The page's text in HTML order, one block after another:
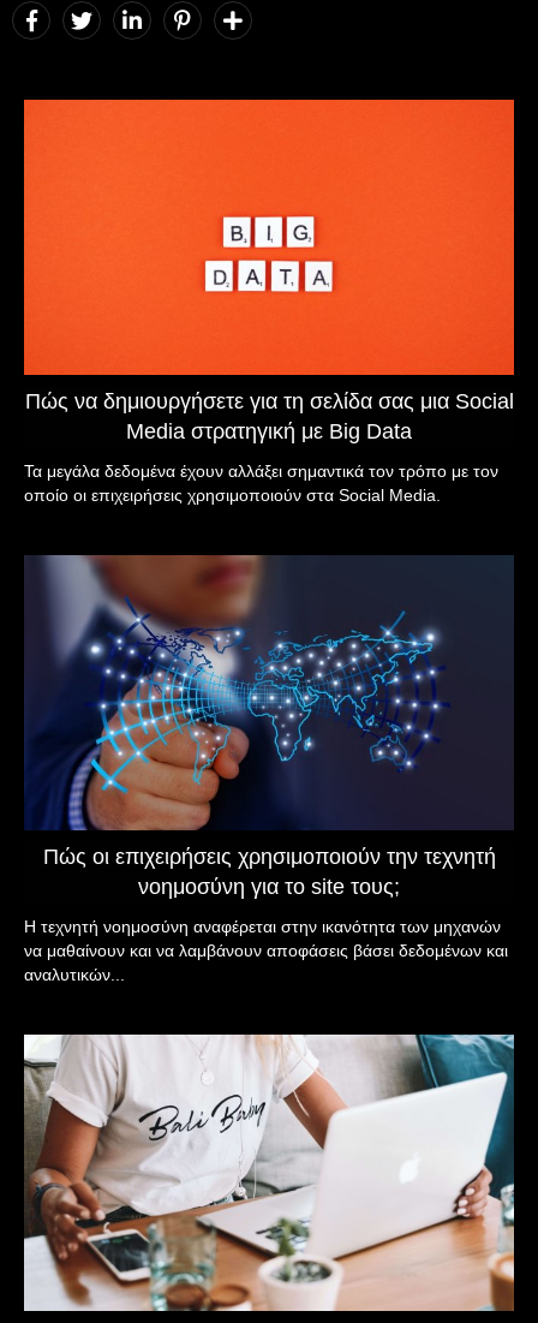
Πώς να δημιουργήσετε για τη σελίδα σας μια Social
Media στρατηγική με Big Data
Τα μεγάλα δεδομένα έχουν αλλάξει σημαντικά τον τρόπο με τον
οποίο οι επιχειρήσεις χρησιμοποιούν στα Social Media.
Πώς οι επιχειρήσεις χρησιμοποιούν την τεχνητή
νοημοσύνη για το site τους;
Η τεχνητή νοημοσύνη αναφέρεται στην ικανότητα των μηχανών
να μαθαίνουν και να λαμβάνουν αποφάσεις βάσει δεδομένων και
αναλυτικών...